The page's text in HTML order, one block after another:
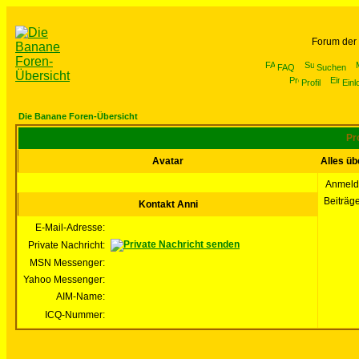
Forum
FAQ
Suchen
Profil
Die Banane Foren-Übersicht
Avatar Alles
Kontakt Anni
E-Mail-Adresse:
Private Nachricht:
MSN Messenger:
Yahoo Messenger:
AIM-Name:
ICQ-Nummer: